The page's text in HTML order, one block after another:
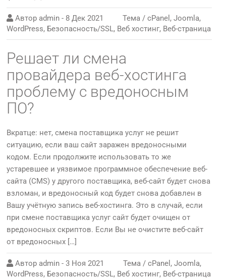
Автор admin - 8 Дек 2021 Тема /cPanel ,Joomla,
WordPress, Безопасность/SSL, Веб хостинг, Веб-страница
Решает ли смена
провайдера веб-хостинга
проблему с вредоносным
ПО?
Вкратце: нет, смена поставщика услуг не решит
ситуацию, если ваш сайт заражен вредоносными
кодом. Если продолжите использовать то же
устаревшее и уязвимое программное обеспечение веб-
сайта (CMS) у другого поставщика, веб-сайт будет снова
взломан, и вредоносный код будет снова добавлен в
Вашу учётную запись веб-хостинга. Это в случай, если
при смене поставщика услуг сайт будет очищен от
вредоносных скриптов. Если Вы не очистите веб-сайт
от вредоносных […]
Автор admin -3 Ноя 2021 Тема /cPanel ,Joomla,
WordPress, Безопасность/SSL, Веб хостинг, Веб-страница